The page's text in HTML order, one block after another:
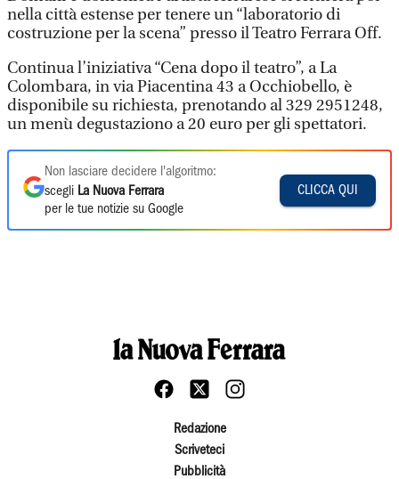
nella città estense per tenere un “laboratorio di
costruzione per la scena” presso il Teatro Ferrara Off.
Continua l’iniziativa “Cena dopo il teatro”, a La
Colombara, in via Piacentina 43 a Occhiobello, è
disponibile su richiesta, prenotando al 329 2951248,
un menù degustaziono a 20 euro per gli spettatori.
Non lasciare decidere l'algoritmo:
scegli La Nuova Ferrara
per le tue notizie su Google
CLICCA QUI
Redazione
Scriveteci
Pubblicità